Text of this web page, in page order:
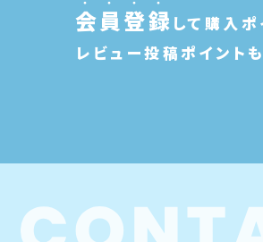
会員登録 して購入ポ
レビュー投稿ポイントも